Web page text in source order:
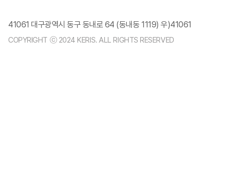
41061 대구광역시 동구 동내로 64 (동내동 1119) 우)41061
COPYRIGHT ⓒ 2024 KERIS. ALL RIGHTS RESERVED